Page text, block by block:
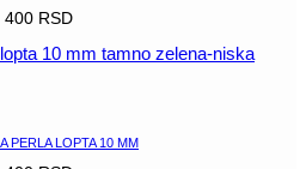
400 RSD
10 mm tamno zelena-niska
PERLA LOPTA 10 MM